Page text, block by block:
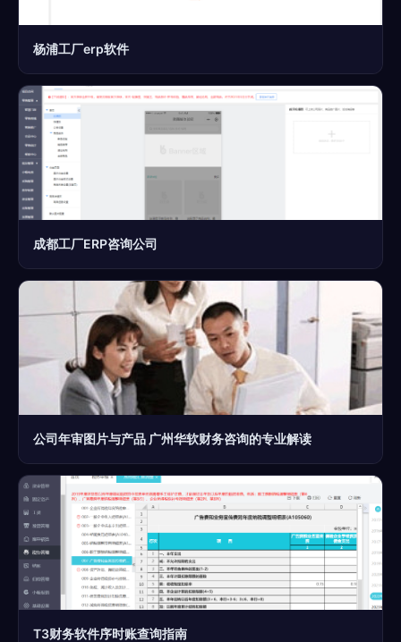
杨浦工厂erp软件
成都工厂ERP咨询公司
公司年审图片与产品 广州华软财务咨询的专业解读
T3财务软件序时账查询指南